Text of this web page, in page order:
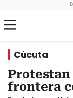
Cúcuta
frontera